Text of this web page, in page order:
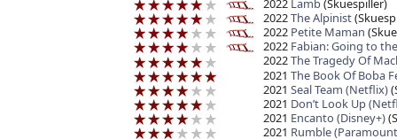
2022 Lamb(Skuespiller)
2022The Alpinist
2022 Petite Maman
2022 Fabian: Going to
2022The Tragedy Of
2021 The Book Of Boba
2021 Seal Team (Netflix)
2021 Don’t Look Up
2021 Encanto (Disney+)
2021 Rumble